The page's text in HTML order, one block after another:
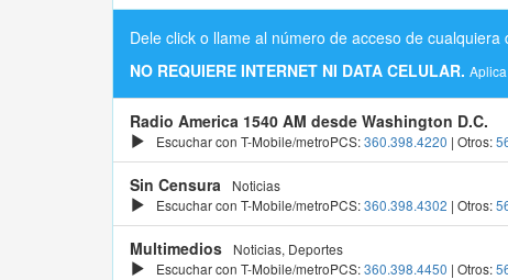
Dele click o llame al número de acceso de
NO REQUIERE INTERNET NI DATA CELULAR.
Radio America 1540 AM desde Washington D.C.
Escuchar con T-Mobile/metroPCS:360.398.4220 | Otros:
Sin Censura
Noticias
Escuchar con T-Mobile/metroPCS:360.398.4302 | Otros:
Multimedios
Noticias, Deportes
Escuchar con T-Mobile/metroPCS:360.398.4450 | Otros: